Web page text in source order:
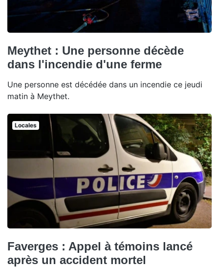
Meythet : Une personne décède
dans l'incendie d'une ferme
Une personne est décédée dans un incendie ce jeudi
matin à Meythet.
Locales
Faverges : Appel à témoins lancé
après un accident mortel